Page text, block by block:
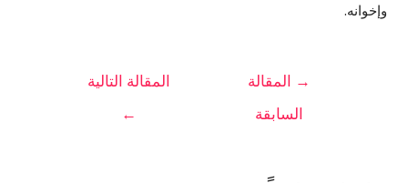
وإخوانه.
→ المقالة
السابقة
المقالة التالية
←